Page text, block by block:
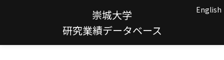
崇城大学
研究業績データベース
English